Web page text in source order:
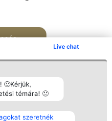
Live chat
🙂Kérjük,
témára! 🙂
szeretnék
Elérhetőség
Elérhetőség